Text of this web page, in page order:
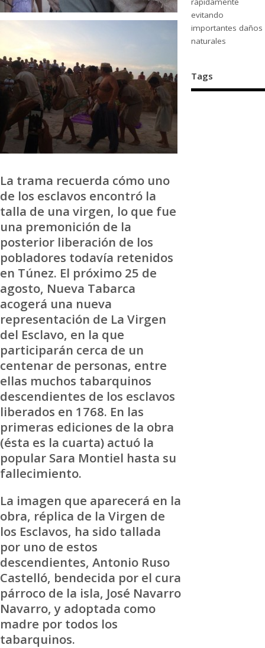
La trama recuerda cómo uno
de los esclavos encontró la
talla de una virgen, lo que fue
una premonición de la
posterior liberación de los
pobladores todavía retenidos
en Túnez. El próximo 25 de
agosto, Nueva Tabarca
acogerá una nueva
representación de La Virgen
del Esclavo, en la que
participarán cerca de un
centenar de personas, entre
ellas muchos tabarquinos
descendientes de los esclavos
liberados en 1768. En las
primeras ediciones de la obra
(ésta es la cuarta) actuó la
popular Sara Montiel hasta su
fallecimiento.
La imagen que aparecerá en la
obra, réplica de la Virgen de
los Esclavos, ha sido tallada
por uno de estos
descendientes, Antonio Ruso
Castelló, bendecida por el cura
párroco de la isla, José Navarro
Navarro, y adoptada como
madre por todos los
tabarquinos.
evitando
importantes daños
naturales
Tags